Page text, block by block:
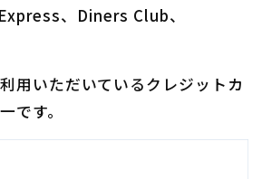
、​​Diners Club、
利用いただいているクレジットカ
です。